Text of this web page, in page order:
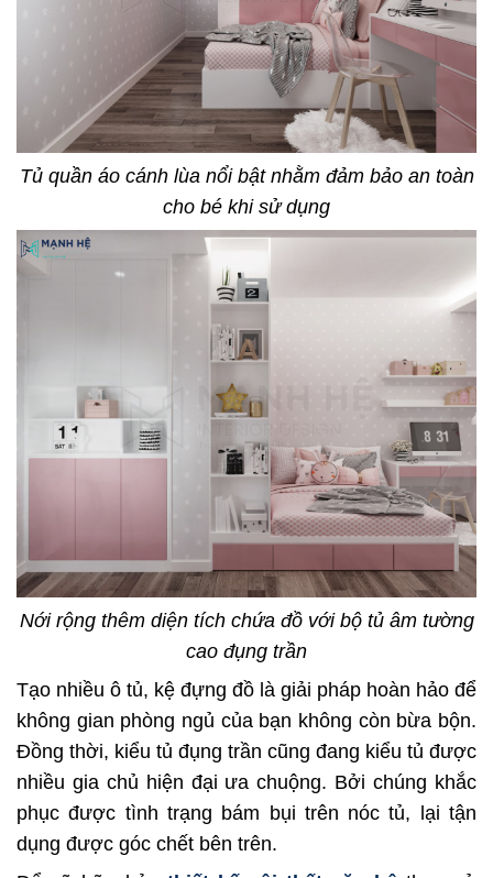
Tủ quần áo cánh lùa nổi bật nhằm đảm bảo an toàn
cho bé khi sử dụng
Nới rộng thêm diện tích chứa đồ với bộ tủ âm tường
cao đụng trần
Tạo nhiều ô tủ, kệ đựng đồ là giải pháp hoàn hảo để
không gian phòng ngủ của bạn không còn bừa bộn.
Đồng thời, kiểu tủ đụng trần cũng đang kiểu tủ được
nhiều gia chủ hiện đại ưa chuộng. Bởi chúng khắc
phục được tình trạng bám bụi trên nóc tủ, lại tận
dụng được góc chết bên trên.